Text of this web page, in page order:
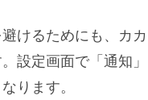
けるためにも、カカ
設定画面で「通知」
ります。